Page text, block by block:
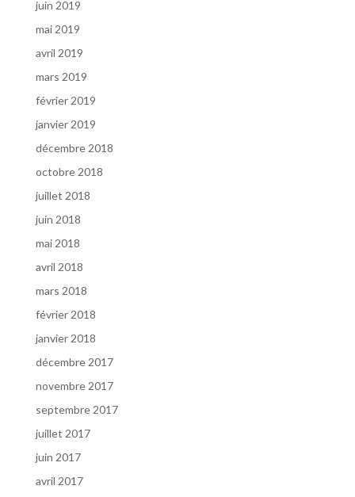
juin 2019
mai 2019
avril 2019
mars 2019
février 2019
janvier 2019
décembre 2018
octobre 2018
juillet 2018
juin 2018
mai 2018
avril 2018
mars 2018
février 2018
janvier 2018
décembre 2017
novembre 2017
septembre 2017
juillet 2017
juin 2017
avril 2017